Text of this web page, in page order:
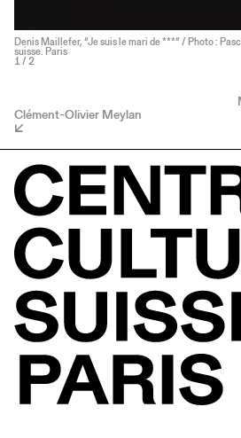
Denis Maillefer, “Je suis le mari de ***” / Photo :
suisse. Paris
1 / 2
Clément-Olivier Meylan